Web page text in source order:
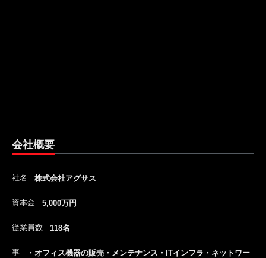
会社概要
社名 株式会社アグサス
資本金 5,000万円
従業員数 118名
事
・オフィス機器の販売・メンテナンス・ITインフラ・ネットワー